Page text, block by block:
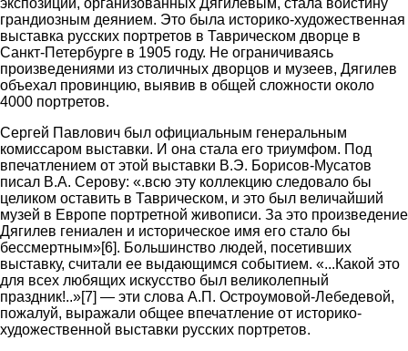
грандиозным деянием. Это была историко-художественная
выставка русских портретов в Таврическом дворце в
Санкт-Петербурге в 1905 году. Не ограничиваясь
произведениями из столичных дворцов и музеев, Дягилев
объехал провинцию, выявив в общей сложности около
4000 портретов.
Сергей Павлович был официальным генеральным
комиссаром выставки. И она стала его триумфом. Под
впечатлением от этой выставки В.Э. Борисов-Мусатов
писал В.А. Серову: «.всю эту коллекцию следовало бы
целиком оставить в Таврическом, и это был величайший
музей в Европе портретной живописи. За это произведение
Дягилев гениален и историческое имя его стало бы
бессмертным»[6]. Большинство людей, посетивших
выставку, считали ее выдающимся событием. «...Какой это
для всех любящих искусство был великолепный
праздник!..»[7] — эти слова А.П. Остроумовой-Лебедевой,
пожалуй, выражали общее впечатление от историко-
художественной выставки русских портретов.